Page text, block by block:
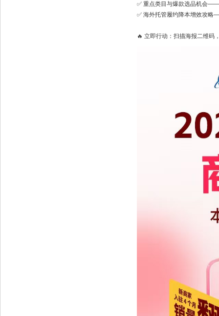
✅ 重点类目与爆款选品机会
✅ 海外托管履约降本增效攻
🔥 立即行动：扫描海报二维码